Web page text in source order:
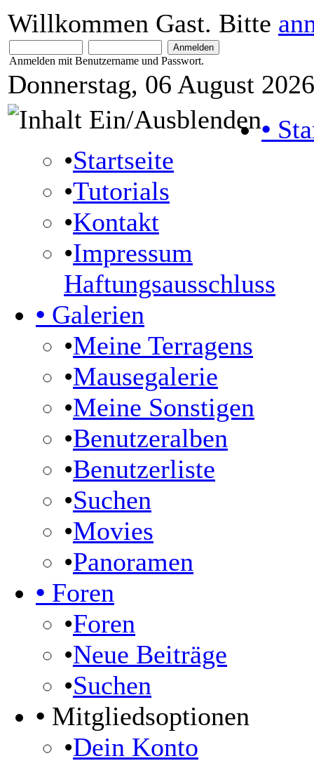
Willkommen Gast. Bitte
Anmelden mit Benutzername und Passwort.
Donnerstag, 06 August
•
•Startseite
•Tutorials
•Kontakt
•Impressum
Haftungsausschluss
• Galerien
•Meine Terragens
•Mausegalerie
•Meine Sonstigen
•Benutzeralben
•Benutzerliste
•Suchen
•Movies
•Panoramen
• Foren
•Foren
•Neue Beiträge
•Suchen
• Mitgliedsoptionen
•Dein Konto